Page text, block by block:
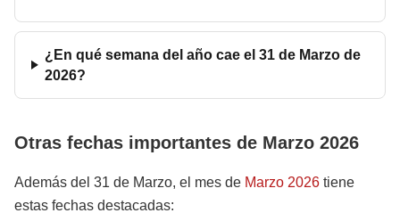
¿En qué semana del año cae el 31 de Marzo de
2026?
Otras fechas importantes de Marzo 2026
Además del 31 de Marzo, el mes de Marzo 2026 tiene
estas fechas destacadas: